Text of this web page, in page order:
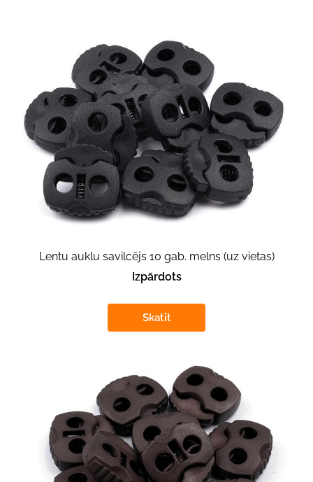
Lentu auklu savilcējs 10 gab. melns (uz vietas)
Izpārdots
Skatīt